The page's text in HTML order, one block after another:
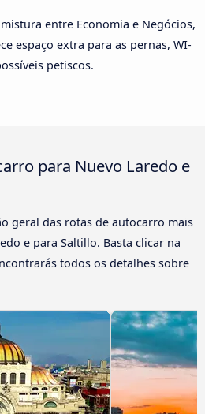
entre Economia e Negócios,
espaço extra para as pernas, WI-
petiscos.
para Nuevo Laredo e
geral das rotas de autocarro mais
e para Saltillo. Basta clicar na
todos os detalhes sobre